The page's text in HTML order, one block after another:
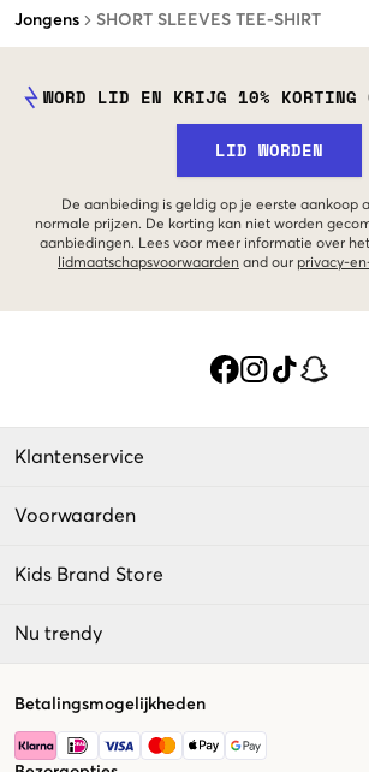
Jongens SHORT SLEEVES TEE-SHIRT
WORD LID EN KRIJG 10% KORTING
LID WORDEN
De aanbieding is geldig op je eerste aankoop
normale prijzen. De korting kan niet worden
aanbiedingen. Lees voor meer informatie over
lidmaatschapsvoorwaarden and our privacy-
Klantenservice
Voorwaarden
Kids Brand Store
Nu trendy
Betalingsmogelijkheden